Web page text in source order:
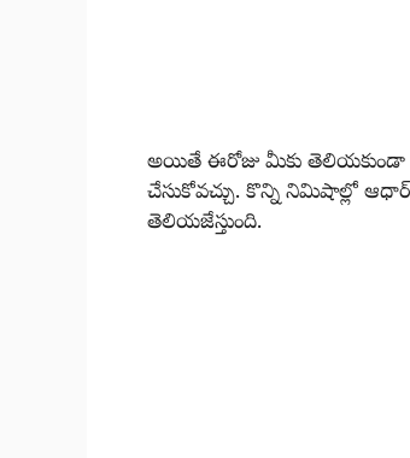
అయితే ఈరోజు మీకు తెలియకుండా
చేసుకోవచ్చు. కొన్ని నిమిషాల్లో
తెలియజేస్తుంది.